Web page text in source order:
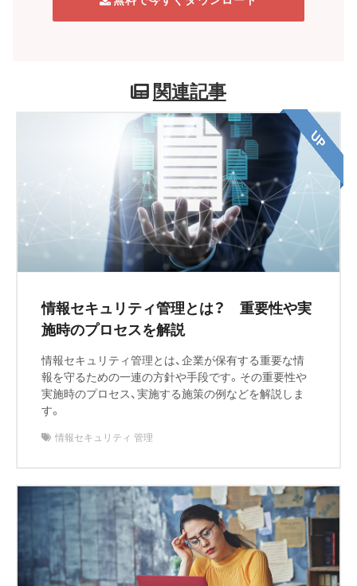
関連記事
情報セキュリティ管理とは？ 重要性や実
施時のプロセスを解説
情報セキュリティ管理とは、企業が保有する重要な情
報を守るための一連の方針や手段です。その重要性や
実施時のプロセス、実施する施策の例などを解説しま
す。
情報セキュリティ 管理